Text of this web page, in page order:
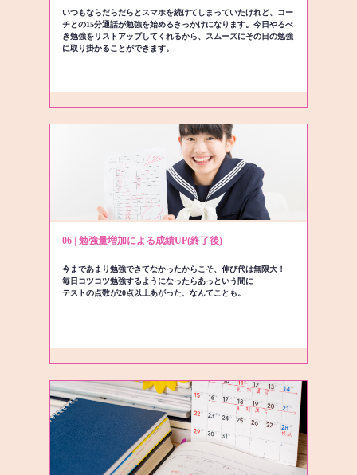
いつもならだらだらとスマホを続けてしまっていたけれど、コー
チとの15分通話が勉強を始めるきっかけになります。今日やるべ
き勉強をリストアップしてくれるから、スムーズにその日の勉強
に取り掛かることができます。
06 | 勉強量増加による成績UP(終了後)
今まであまり勉強できてなかったからこそ、伸び代は無限大！
毎日コツコツ勉強するようになったらあっという間に
テストの点数が20点以上あがった、なんてことも。